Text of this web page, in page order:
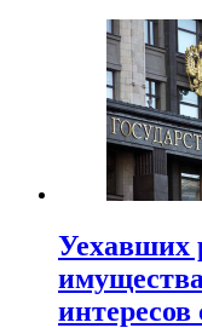
Уехавших